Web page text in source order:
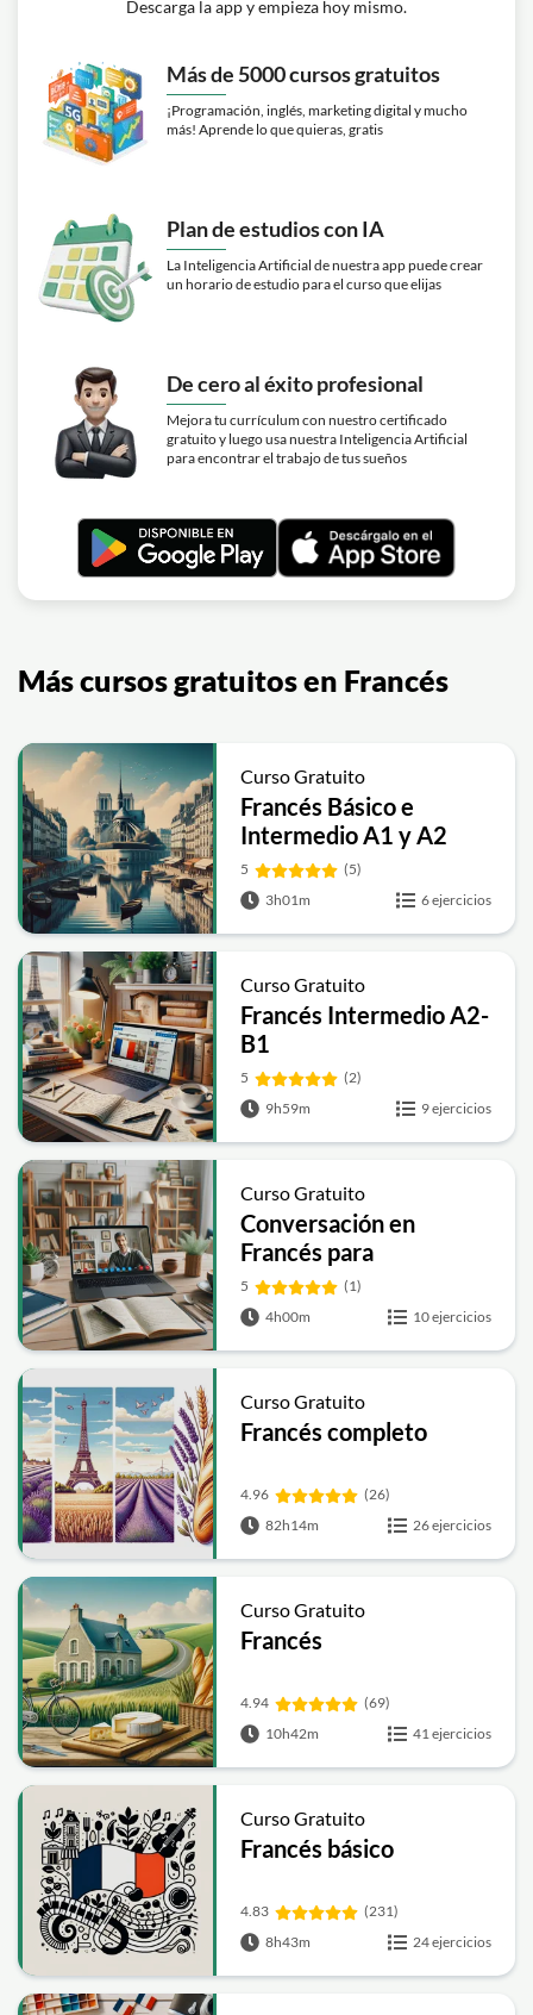
Descarga la app y empieza hoy mismo.
Más de 5000 cursos gratuitos
¡Programación, inglés, marketing digital y mucho
más! Aprende lo que quieras, gratis
Plan de estudios con IA
La Inteligencia Artificial de nuestra app puede crear
un horario de estudio para el curso que elijas
De cero al éxito profesional
Mejora tu currículum con nuestro certificado
gratuito y luego usa nuestra Inteligencia Artificial
para encontrar el trabajo de tus sueños
Más cursos gratuitos en Francés
Curso Gratuito
Francés Básico e
Intermedio A1 y A2
5
(5)
3h01m
6 ejercicios
Curso Gratuito
Francés Intermedio A2-
B1
5
(2)
9h59m
9 ejercicios
Curso Gratuito
Conversación en
Francés para
Principiantes
5
(1)
4h00m
10 ejercicios
Curso Gratuito
Francés completo
4.96
(26)
82h14m
26 ejercicios
Curso Gratuito
Francés
4.94
(69)
10h42m
41 ejercicios
Curso Gratuito
Francés básico
4.83
(231)
8h43m
24 ejercicios